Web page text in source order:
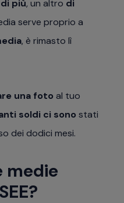
di più, un altro di
serve proprio a
, è rimasto lì
una foto al tuo
soldi ci sono stati
dei dodici mesi.
medie